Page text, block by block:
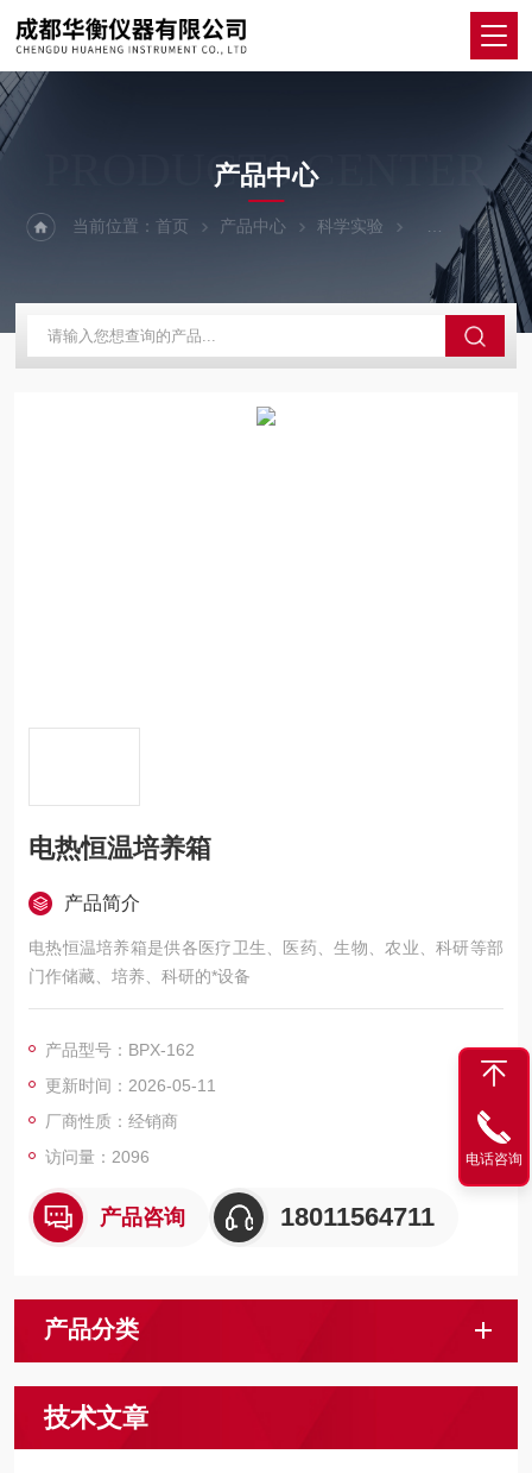
PRODUCTS CENTER
产品中心
当前位置：首页 产品中心 科学实验 恒温培养箱
电热恒温培养箱
产品简介
电热恒温培养箱是供各医疗卫生、医药、生物、农业、科研等部
门作储藏、培养、科研的*设备
产品型号：BPX-162
更新时间：2026-05-11
厂商性质：经销商
访问量：2096
产品咨询 18011564711
产品分类
技术文章
电话咨询